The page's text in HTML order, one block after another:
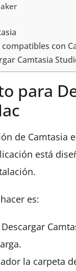
con
Camtasia
para
de
está
es:
la carpeta